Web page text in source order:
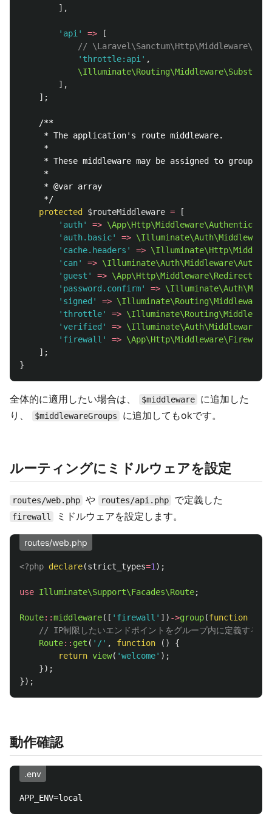
],
'api' =>
[
//
'throttle:api' ,
],
];
/**
     * The application's route middleware.
     *
* These middleware may be assigned to groups
     *
     * @var array
     */
protected
$routeMiddleware =
[
'auth'
=> \App\Http\Middleware\Authenticate
'auth.basic'
=>
'cache.headers'
=>
'can'
=>
'guest'
=>
'password.confirm'
=>
'signed'
=>
'throttle'
=>
'verified'
=>
'firewall'
=> \App\Http\Middleware\Firewall
];
}
全体的に適用したい場合は、 $middleware
に追加した
り、
$middlewareGroups に追加してもokです。
ルーティングにミドルウェアを設定
routes/web.php や routes/api.php で定義した
firewall ミドルウェアを設定します。
routes/web.php
<?php declare(strict_types=1 );
use Illuminate\Support\Facades\Route;
Route::middleware([ 'firewall' ]) ->group(function
// IP制限したいエンドポイントをグループ内に定義する
Route:: get ( '/' , function ()
{
return view( 'welcome' );
});
});
動作確認
.env